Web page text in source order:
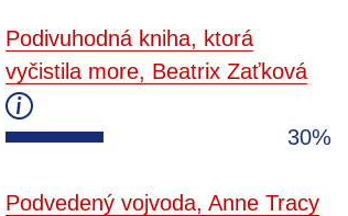
Podivuhodná kniha, ktorá
vyčistila more, Beatrix Zaťková
30%
Podvedený vojvoda, Anne Tracy